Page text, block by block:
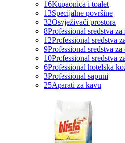
16Kupaonica i toalet
13Specijalne površine
32Osvježivači prostora
8Professional sredstva
12Professional sredstva
9Professional sredstva
10Professional sredstva
6Professional hotelska
3Professional sapuni
25Aparati za kavu